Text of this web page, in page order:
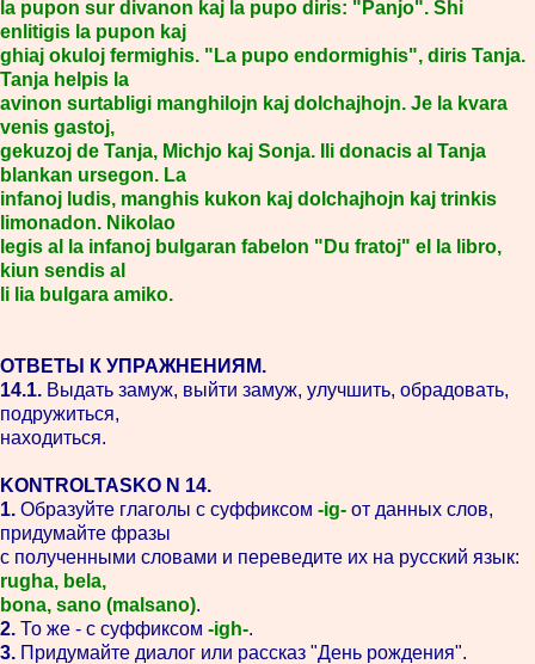
la pupon sur divanon kaj la pupo diris: "Panjo". Shi
enlitigis la pupon kaj
ghiaj okuloj fermighis. "La pupo endormighis", diris Tanja.
Tanja helpis la
avinon surtabligi manghilojn kaj dolchajhojn. Je la kvara
venis gastoj,
gekuzoj de Tanja, Michjo kaj Sonja. Ili donacis al Tanja
blankan ursegon. La
infanoj ludis, manghis kukon kaj dolchajhojn kaj trinkis
limonadon. Nikolao
legis al la infanoj bulgaran fabelon "Du fratoj" el la libro,
kiun sendis al
li lia bulgara amiko.
ОТВЕТЫ К УПРАЖНЕНИЯМ.
14.1. Выдать замуж, выйти замуж, улучшить, обрадовать,
подружиться,
находиться.
KONTROLTASKO N 14.
1. Образуйте глаголы с суффиксом -ig- от данных слов,
придумайте фразы
с полученными словами и переведите их на русский язык:
rugha, bela,
bona, sano (malsano).
2. То же - с суффиксом -igh-.
3. Придумайте диалог или рассказ "День рождения".